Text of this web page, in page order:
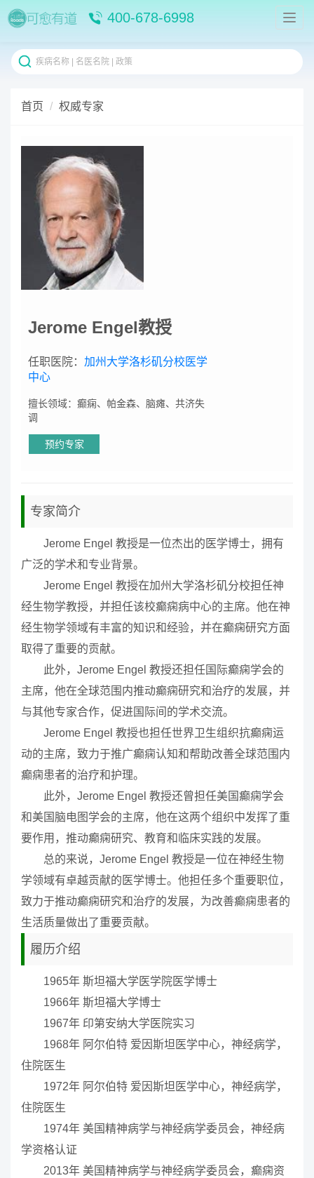
400-678-6998
首页 权威专家
Jerome Engel教授
任职医院： 加州大学洛杉矶分校医学
中心
擅长领域：癫痫、帕金森、脑瘫、共济失
调
预约专家
专家简介
Jerome Engel 教授是一位杰出的医学博士，拥有
广泛的学术和专业背景。
Jerome Engel 教授在加州大学洛杉矶分校担任神
经生物学教授，并担任该校癫痫病中心的主席。他在神
经生物学领域有丰富的知识和经验，并在癫痫研究方面
取得了重要的贡献。
此外，Jerome Engel 教授还担任国际癫痫学会的
主席，他在全球范围内推动癫痫研究和治疗的发展，并
与其他专家合作，促进国际间的学术交流。
Jerome Engel 教授也担任世界卫生组织抗癫痫运
动的主席，致力于推广癫痫认知和帮助改善全球范围内
癫痫患者的治疗和护理。
此外，Jerome Engel 教授还曾担任美国癫痫学会
和美国脑电图学会的主席，他在这两个组织中发挥了重
要作用，推动癫痫研究、教育和临床实践的发展。
总的来说，Jerome Engel 教授是一位在神经生物
学领域有卓越贡献的医学博士。他担任多个重要职位，
致力于推动癫痫研究和治疗的发展，为改善癫痫患者的
生活质量做出了重要贡献。
履历介绍
1965年 斯坦福大学医学院医学博士
1966年 斯坦福大学博士
1967年 印第安纳大学医院实习
1968年 阿尔伯特 爱因斯坦医学中心，神经病学，
住院医生
1972年 阿尔伯特 爱因斯坦医学中心，神经病学，
住院医生
1974年 美国精神病学与神经病学委员会，神经病
学资格认证
2013年 美国精神病学与神经病学委员会，癫痫资